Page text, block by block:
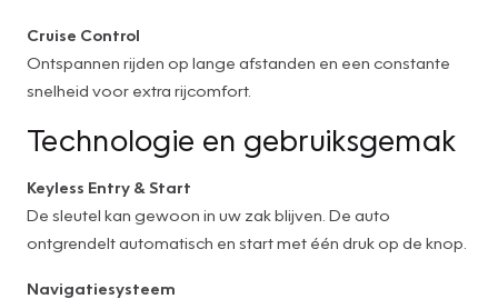
Cruise Control
Ontspannen rijden op lange afstanden en een constante
snelheid voor extra rijcomfort.
Technologie en gebruiksgemak
Keyless Entry & Start
De sleutel kan gewoon in uw zak blijven. De auto
ontgrendelt automatisch en start met één druk op de knop.
Navigatiesysteem